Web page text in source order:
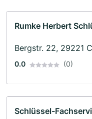
Rumke Herbert
Bergstr. 22, 29221
0.0 (0)
Schlüssel-